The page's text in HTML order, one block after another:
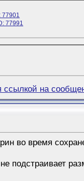
во время
подстраивает